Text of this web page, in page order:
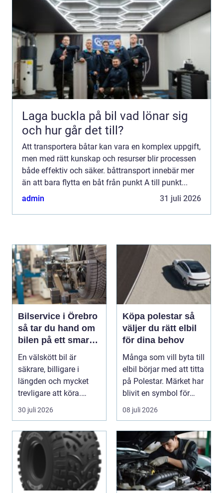
Laga buckla på bil vad lönar sig
och hur går det till?
Att transportera båtar kan vara en komplex uppgift,
men med rätt kunskap och resurser blir processen
både effektiv och säker. båttransport innebär mer
än att bara flytta en båt från punkt A till punkt...
admin
31 juli 2026
Bilservice i Örebro
så tar du hand om
bilen på ett smart
sätt
En välskött bil är
säkrare, billigare i
längden och mycket
trevligare att köra.
Trots det väntar mån...
30 juli 2026
Köpa polestar så
väljer du rätt elbil
för dina behov
Många som vill byta till
elbil börjar med att titta
på Polestar. Märket har
blivit en symbol för
mod...
08 juli 2026